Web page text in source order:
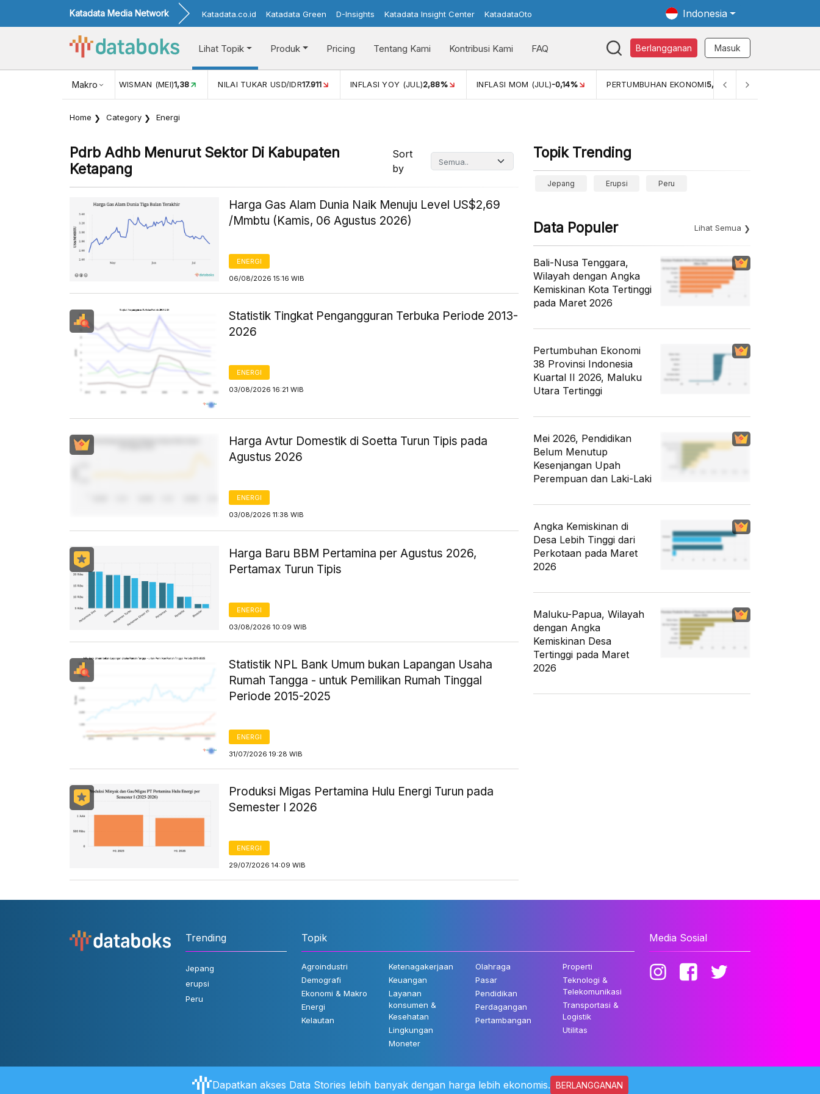
Katadata Media Network Katadata.co.id Katadata Green D-Insights Katadata Insight Center KatadataOto Indonesia
Lihat Topik Produk Pricing Tentang Kami Kontribusi Kami FAQ Berlangganan Masuk
Makro
KUNJUNGAN WISMAN (MEI)1,38 NILAI TUKAR USD/IDR17.911 INFLASI YOY (JUL)2,88% INFLASI MOM (JUL)-0,14% PERTUMBUHAN EKONOMI5,11%
Home Category Energi
Pdrb Adhb Menurut Sektor Di Kabupaten
Ketapang
Sort
by
Harga Gas Alam Dunia Naik Menuju Level US$2,69
/Mmbtu (Kamis, 06 Agustus 2026)
ENERGI
06/08/2026 15:16 WIB
Statistik Tingkat Pengangguran Terbuka Periode 2013-
2026
ENERGI
03/08/2026 16:21 WIB
Harga Avtur Domestik di Soetta Turun Tipis pada
Agustus 2026
ENERGI
03/08/2026 11:38 WIB
Harga Baru BBM Pertamina per Agustus 2026,
Pertamax Turun Tipis
ENERGI
03/08/2026 10:09 WIB
Statistik NPL Bank Umum bukan Lapangan Usaha
Rumah Tangga - untuk Pemilikan Rumah Tinggal
Periode 2015-2025
ENERGI
31/07/2026 19:28 WIB
Produksi Migas Pertamina Hulu Energi Turun pada
Semester I 2026
ENERGI
29/07/2026 14:09 WIB
Topik Trending
Jepang Erupsi Peru
Data Populer Lihat Semua
Bali-Nusa Tenggara,
Wilayah dengan Angka
Kemiskinan Kota Tertinggi
pada Maret 2026
Pertumbuhan Ekonomi
38 Provinsi Indonesia
Kuartal II 2026, Maluku
Utara Tertinggi
Mei 2026, Pendidikan
Belum Menutup
Kesenjangan Upah
Perempuan dan Laki-Laki
Angka Kemiskinan di
Desa Lebih Tinggi dari
Perkotaan pada Maret
2026
Maluku-Papua, Wilayah
dengan Angka
Kemiskinan Desa
Tertinggi pada Maret
2026
Trending
Jepang
erupsi
Peru
Topik
Agroindustri
Demografi
Ekonomi & Makro
Energi
Kelautan
Ketenagakerjaan
Keuangan
Layanan
konsumen &
Kesehatan
Lingkungan
Moneter
Olahraga
Pasar
Pendidikan
Perdagangan
Pertambangan
Properti
Teknologi &
Telekomunikasi
Transportasi &
Logistik
Utilitas
Media Sosial
Aturan Pengguna FAQ Hubungi Kami ©2022 Katadata. Hak cipta dilindungi Undang-undang.
Dapatkan akses Data Stories lebih banyak dengan harga lebih ekonomis. BERLANGGANAN